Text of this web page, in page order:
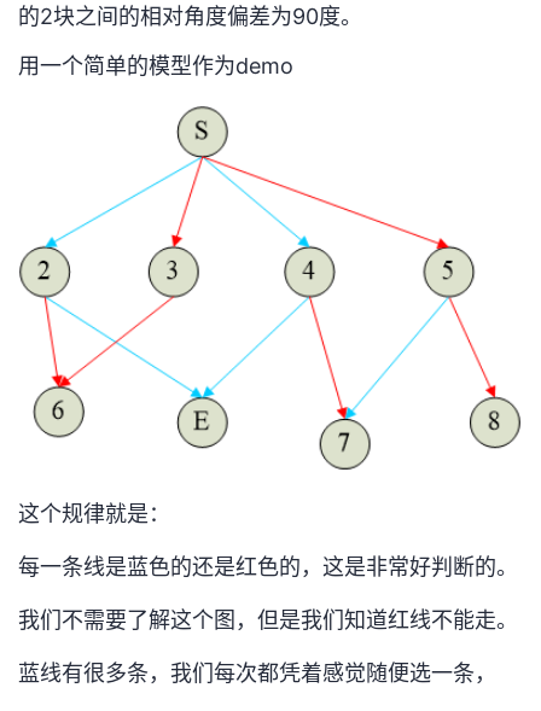
的2块之间的相对角度偏差为90度。
用一个简单的模型作为demo
这个规律就是：
每一条线是蓝色的还是红色的，这是非常好判断的。
我们不需要了解这个图，但是我们知道红线不能走。
蓝线有很多条，我们每次都凭着感觉随便选一条，